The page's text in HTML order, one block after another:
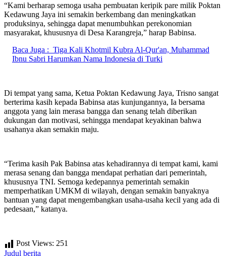
“Kami berharap semoga usaha pembuatan keripik pare milik Poktan
Kedawung Jaya ini semakin berkembang dan meningkatkan
produksinya, sehingga dapat menumbuhkan perekonomian
masyarakat, khususnya di Desa Karangreja,” harap Babinsa.
Baca Juga : Tiga Kali Khotmil Kubra Al-Qur'an, Muhammad
Ibnu Sabri Harumkan Nama Indonesia di Turki
Di tempat yang sama, Ketua Poktan Kedawung Jaya, Trisno sangat
berterima kasih kepada Babinsa atas kunjungannya, Ia bersama
anggota yang lain merasa bangga dan senang telah diberikan
dukungan dan motivasi, sehingga mendapat keyakinan bahwa
usahanya akan semakin maju.
“Terima kasih Pak Babinsa atas kehadirannya di tempat kami, kami
merasa senang dan bangga mendapat perhatian dari pemerintah,
khususnya TNI. Semoga kedepannya pemerintah semakin
memperhatikan UMKM di wilayah, dengan semakin banyaknya
bantuan yang dapat mengembangkan usaha-usaha kecil yang ada di
pedesaan,” katanya.
Post Views: 251
Judul berita